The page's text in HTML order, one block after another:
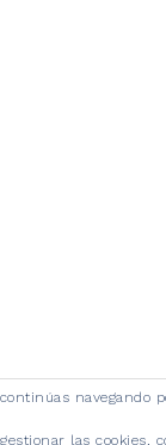
navegando
las cookies,